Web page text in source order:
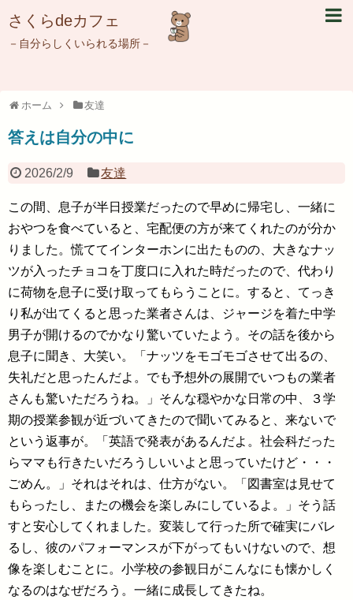
さくらdeカフェ
－自分らしくいられる場所－
ホーム 友達
答えは自分の中に
2026/2/9 友達
この間、息子が半日授業だったので早めに帰宅し、一緒に
おやつを食べていると、宅配便の方が来てくれたのが分か
りました。慌ててインターホンに出たものの、大きなナッ
ツが入ったチョコを丁度口に入れた時だったので、代わり
に荷物を息子に受け取ってもらうことに。すると、てっき
り私が出てくると思った業者さんは、ジャージを着た中学
男子が開けるのでかなり驚いていたよう。その話を後から
息子に聞き、大笑い。「ナッツをモゴモゴさせて出るの、
失礼だと思ったんだよ。でも予想外の展開でいつもの業者
さんも驚いただろうね。」そんな穏やかな日常の中、３学
期の授業参観が近づいてきたので聞いてみると、来ないで
という返事が。「英語で発表があるんだよ。社会科だった
らママも行きたいだろうしいいよと思っていたけど・・・
ごめん。」それはそれは、仕方がない。「図書室は見せて
もらったし、またの機会を楽しみにしているよ。」そう話
すと安心してくれました。変装して行った所で確実にバレ
るし、彼のパフォーマンスが下がってもいけないので、想
像を楽しむことに。小学校の参観日がこんなにも懐かしく
なるのはなぜだろう。一緒に成長してきたね。